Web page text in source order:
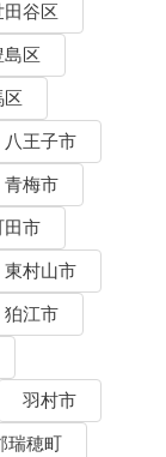
田谷区
島区
区
八王子市
青梅市
田市
東村山市
狛江市
羽村市
瑞穂町